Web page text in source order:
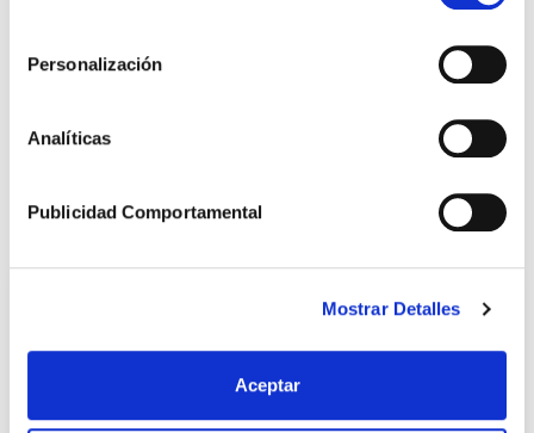
pulsas “Solo las necesarias” (o “Permitir la selección” sin
haber marcado ninguna casilla), únicamente utilizaremos
aquellas cookies necesarias para el funcionamiento del
Personalización
Analíticas
Publicidad Comportamental
Mostrar Detalles
Aceptar